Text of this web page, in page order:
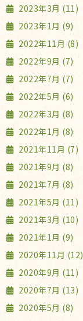
2023年3月 (11)
2023年1月 (9)
2022年11月 (8)
2022年9月 (7)
2022年7月 (7)
2022年5月 (6)
2022年3月 (8)
2022年1月 (8)
2021年11月 (7)
2021年9月 (8)
2021年7月 (8)
2021年5月 (11)
2021年3月 (10)
2021年1月 (9)
2020年11月 (12)
2020年9月 (11)
2020年7月 (13)
2020年5月 (8)